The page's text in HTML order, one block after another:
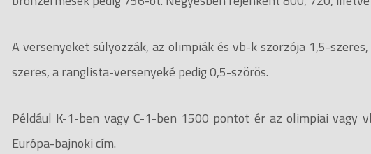
A versenyeket súlyozzák, az olimpiák és vb-k szorzója 1,5-
szeres, a ranglista-versenyeké pedig 0,5-szörös.
Például K-1-ben vagy C-1-ben 1500 pontot ér az olimpiai vagy
Európa-bajnoki cím.